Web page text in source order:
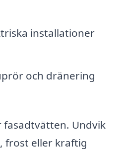
installationer
och dränering
Undvik
frost eller kraftig